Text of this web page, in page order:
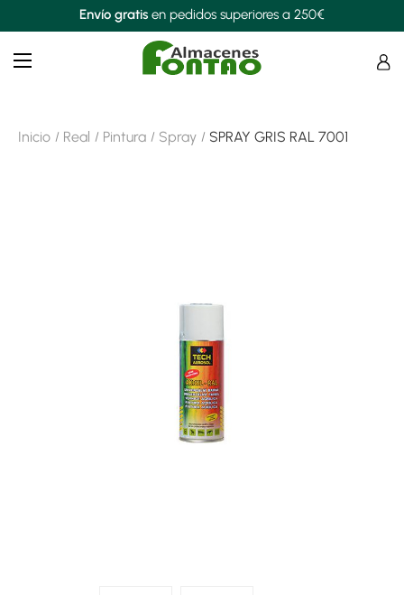
Envío gratis en pedidos superiores a 250€
Navegación
☰
Inicio Real Pintura Spray SPRAY GRIS RAL 7001